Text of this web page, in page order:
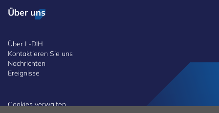
Über uns
Über L-DIH
Kontaktieren Sie uns
Nachrichten
Ereignisse
Cookies verwalten